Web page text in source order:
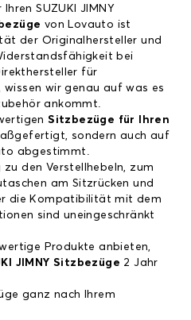
SUZUKI JIMNY
von Lovauto ist
der Originalhersteller und
bei
für
wir genau auf was es
ankommt.
Sitzbezüge für Ihren
sondern auch auf
abgestimmt.
den Verstellhebeln, zum
am Sitzrücken und
die Kompatibilität mit dem
sind uneingeschränkt
Produkte anbieten,
JIMNY Sitzbezüge 2 Jahr
ganz nach Ihrem